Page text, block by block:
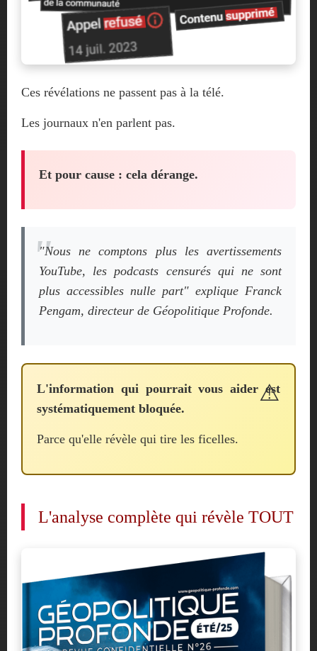
Ces révélations ne passent pas à la télé.
Les journaux n'en parlent pas.
Et pour cause : cela dérange.
"Nous ne comptons plus les avertissements
YouTube, les podcasts censurés qui ne sont
plus accessibles nulle part" explique Franck
Pengam, directeur de Géopolitique Profonde.
L'information qui pourrait vous aider est
systématiquement bloquée.
Parce qu'elle révèle qui tire les ficelles.
L'analyse complète qui révèle TOUT